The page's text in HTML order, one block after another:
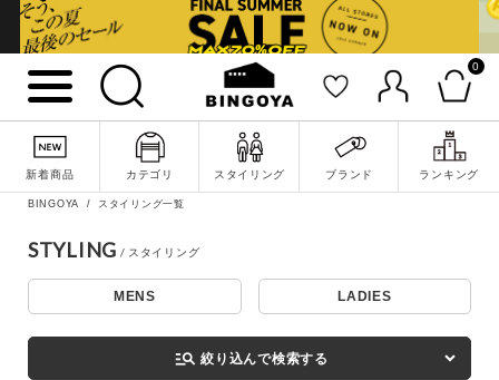
0
新着商品 カテゴリ スタイリング ブランド ランキング
詳細検索
BINGOYA スタイリング一覧
STYLING
MENS LADIES
manage_search 絞り込んで検索する